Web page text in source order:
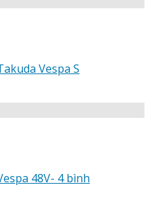
Vespa S
48V- 4 bình